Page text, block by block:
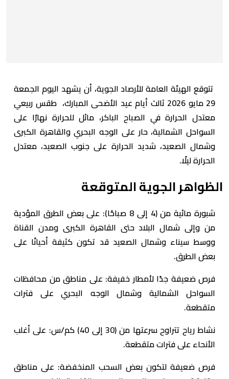
تتوقع الهيئة العامة للأرصاد الجوية، أن يشهد اليوم الجمعة
29 مايو 2026 ثالث أيام عيد الأضحى المبارك، طقس ربيعي
معتدل الحرارة في الصباح الباكر، مائل للحرارة نهارًا على
السواحل الشمالية، حار على الوجه البحري والقاهرة الكبرى
وشمال الصعيد، شديد الحرارة على جنوب الصعيد، معتدل
الحرارة ليلًا.
​الظواهر الجوية المتوقعة
​شبورة مائية من (4 إلى 8 صباحًا): على بعض الطرق المؤدية
من وإلى شمال البلاد حتى القاهرة الكبرى ومدن القناة
ووسط سيناء وشمال الصعيد قد تكون كثيفة أحيانًا على
بعض الطرق.
​فرص ضعيفة جدًا لأمطار خفيفة: على مناطق من محافظات
السواحل الشمالية وشمال الوجه البحري على فترات
متقطعة.
​نشاط رياح تتراوح سرعتها من (30 إلى 40) كم/س: على أغلب
الأنحاء على فترات متقطعة.
​فرص ضعيفة لتكون بعض السحب المنخفضة: على مناطق